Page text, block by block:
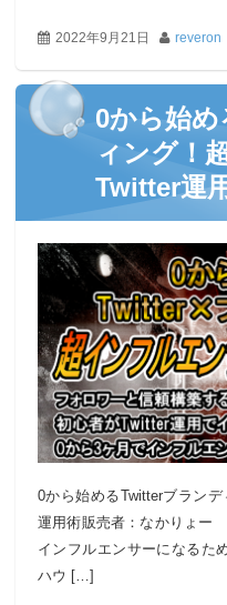
2022年9月21日 reveron
0から始
ィング！
Twitter運
0から始めるTwitterブラン
運用術販売者：なかりょー
インフルエンサーになるた
ハウ […]